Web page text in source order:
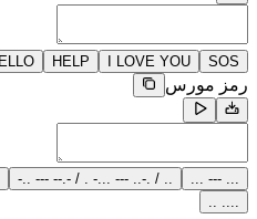
SOS
I LOVE YOU
HELP
رمز مورس
... --- ...
.. / .-.. --- ...- . / -.-- --- ..-